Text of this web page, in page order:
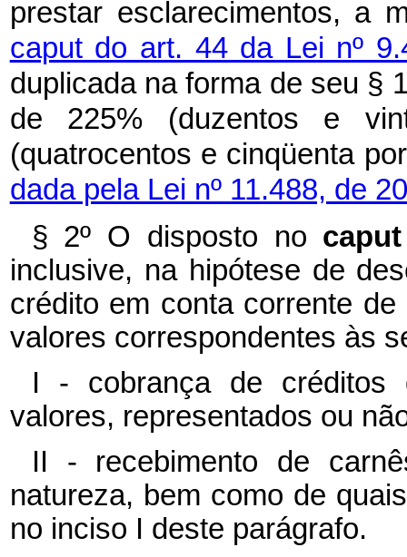
prestar esclarecimentos, a
caput do art. 44 da Lei nº
duplicada na forma de seu §
de 225% (duzentos e
(quatrocentos e cinqüenta
dada pela Lei nº 11.488, de
§ 2º O disposto no
inclusive, na hipótese de
crédito em conta corrente
valores correspondentes às
I - cobrança de créditos
valores, representados ou
II - recebimento de
natureza, bem como de
no inciso I deste parágrafo.